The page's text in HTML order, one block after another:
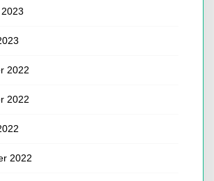
2022
2022
2022